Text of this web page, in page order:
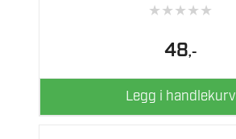
★★★★★
48,-
Legg i handlekurv